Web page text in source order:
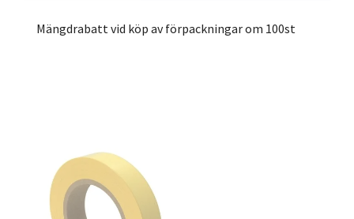
Mängdrabatt vid köp av förpackningar om 100st